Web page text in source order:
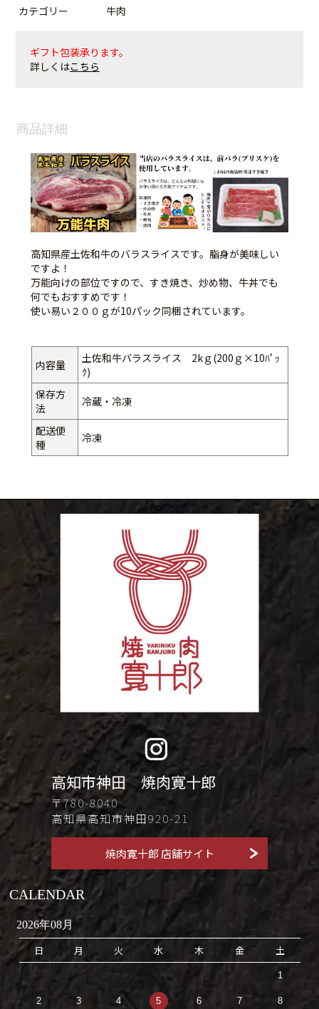
カテゴリー 牛肉
ギフト包装承ります。
詳しくはこちら
商品詳細
高知県産土佐和牛のバラスライスです。脂身が美味しい
ですよ！
万能向けの部位ですので、すき焼き、炒め物、牛丼でも
何でもおすすめです！
使い易い２００ｇが10パック同梱されています。
内容量
土佐和牛バラスライス 2kｇ(200ｇ×10ﾊﾟｯ
ｸ)
保存方
法
冷蔵・冷凍
配送便
種
冷凍
高知市神田 焼肉寛十郎
〒780-8040
高知県高知市神田920-21
焼肉寛十郎 店舗サイト
CALENDAR
2026年08月
日 月 火 水 木 金 土
1
2 3 4 5 6 7 8